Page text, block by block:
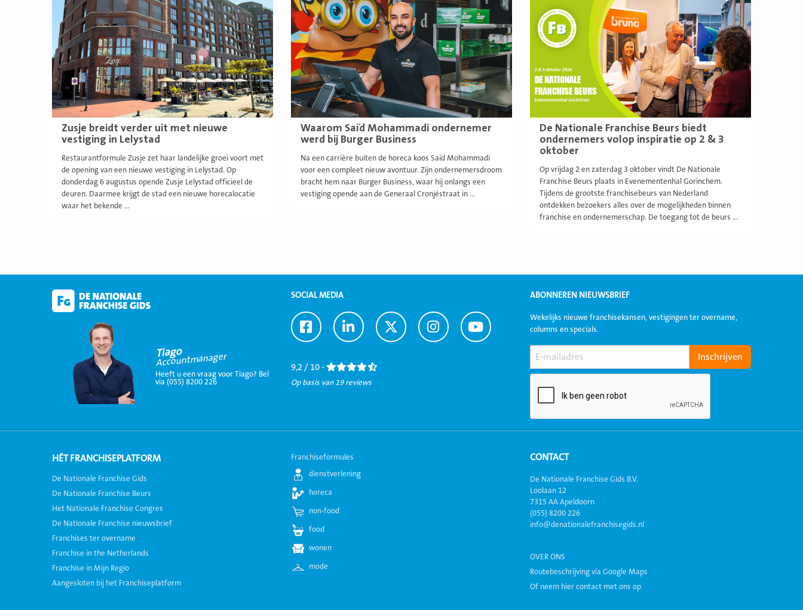
Zusje breidt verder uit met nieuwe
vestiging in Lelystad
Restaurantformule Zusje zet haar landelijke groei voort met
de opening van een nieuwe vestiging in Lelystad. Op
donderdag 6 augustus opende Zusje Lelystad officieel de
deuren. Daarmee krijgt de stad een nieuwe horecalocatie
waar het bekende ...
meer
Waarom Saïd Mohammadi ondernemer
werd bij Burger Business
Na een carrière buiten de horeca koos Saïd Mohammadi
voor een compleet nieuw avontuur. Zijn ondernemersdroom
bracht hem naar Burger Business, waar hij onlangs een
vestiging opende aan de Generaal Cronjéstraat in ...
meer
De Nationale Franchise Beurs biedt
ondernemers volop inspiratie op 2 & 3
oktober
Op vrijdag 2 en zaterdag 3 oktober vindt De Nationale
Franchise Beurs plaats in Evenementenhal Gorinchem.
Tijdens de grootste franchisebeurs van Nederland
ontdekken bezoekers alles over de mogelijkheden binnen
franchise en ondernemerschap. De toegang tot de beurs ...
Tiago
Accountmanager
Heeft u een vraag voor Tiago? Bel
via (055) 8200 226
SOCIAL MEDIA
Ga
naar
Ga
naar
Ga
naar
Ga
naar
Ga
naar
9,2 / 10 -
Op basis van 19 reviews
ABONNEREN NIEUWSBRIEF
Wekelijks nieuwe franchisekansen, vestigingen ter overname,
columns en specials.
HÉT FRANCHISEPLATFORM
De Nationale Franchise Gids
De Nationale Franchise Beurs
Het Nationale Franchise Congres
De Nationale Franchise nieuwsbrief
Franchises ter overname
Franchise in the Netherlands
Franchise in Mijn Regio
Aangesloten bij het Franchiseplatform
Franchiseformules
dienstverlening
horeca
non-food
food
wonen
mode
CONTACT
De Nationale Franchise Gids B.V.
Loolaan 12
7315 AA Apeldoorn
(055) 8200 226
info@denationalefranchisegids.nl
OVER ONS
Routebeschrijving via Google Maps
Of neem hier contact met ons op